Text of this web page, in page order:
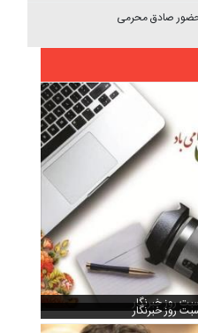
حضور صادق محرمی
روز خبرنگار
روز خبرنگار